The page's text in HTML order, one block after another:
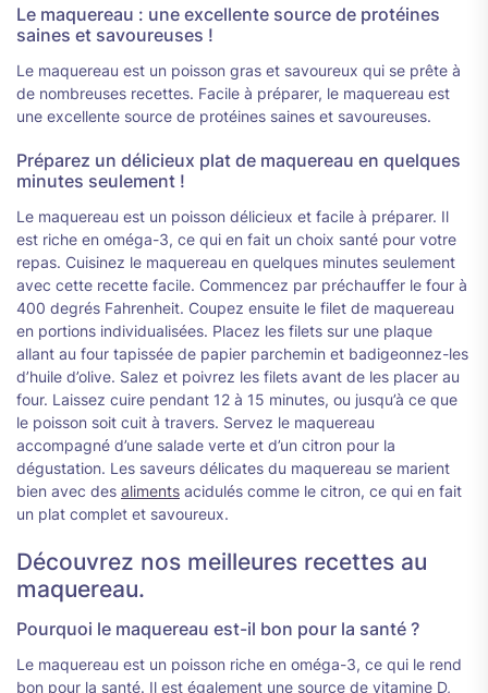
Le maquereau : une excellente source de protéines
saines et savoureuses !
Le maquereau est un poisson gras et savoureux qui se prête à
de nombreuses recettes. Facile à préparer, le maquereau est
une excellente source de protéines saines et savoureuses.
Préparez un délicieux plat de maquereau en quelques
minutes seulement !
Le maquereau est un poisson délicieux et facile à préparer. Il
est riche en oméga-3, ce qui en fait un choix santé pour votre
repas. Cuisinez le maquereau en quelques minutes seulement
avec cette recette facile. Commencez par préchauffer le four à
400 degrés Fahrenheit. Coupez ensuite le filet de maquereau
en portions individualisées. Placez les filets sur une plaque
allant au four tapissée de papier parchemin et badigeonnez-les
d’huile d’olive. Salez et poivrez les filets avant de les placer au
four. Laissez cuire pendant 12 à 15 minutes, ou jusqu’à ce que
le poisson soit cuit à travers. Servez le maquereau
accompagné d’une salade verte et d’un citron pour la
dégustation. Les saveurs délicates du maquereau se marient
bien avec des aliments acidulés comme le citron, ce qui en fait
un plat complet et savoureux.
Découvrez nos meilleures recettes au
maquereau.
Pourquoi le maquereau est-il bon pour la santé ?
Le maquereau est un poisson riche en oméga-3, ce qui le rend
bon pour la santé. Il est également une source de vitamine D,